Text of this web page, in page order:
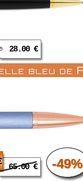
28.00 €
bleu de
65.00 € -49%